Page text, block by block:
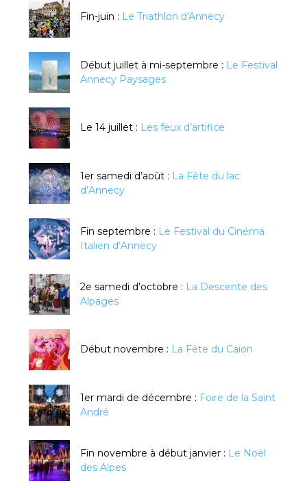
Fin-juin : Le Triathlon d'Annecy
Début juillet à mi-septembre : Le Festival
Annecy Paysages
Le 14 juillet : Les feux d’artifice
1er samedi d’août : La Fête du lac
d’Annecy
Fin septembre : Le Festival du Cinéma
Italien d’Annecy
2e samedi d’octobre : La Descente des
Alpages
Début novembre : La Fête du Caïon
1er mardi de décembre : Foire de la Saint
André
Fin novembre à début janvier : Le Noël
des Alpes